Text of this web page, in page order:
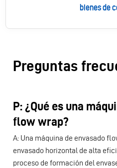
bienes de
Preguntas
P: ¿Qué es una
flow wrap?
A: Una máquina de envasado
envasado horizontal de alta
proceso de formación del